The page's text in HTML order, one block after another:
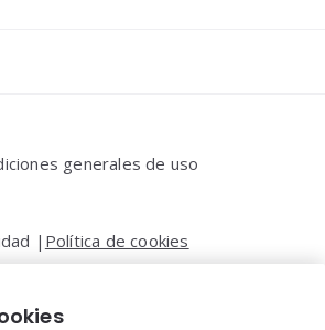
generales de uso
| Política de cookies